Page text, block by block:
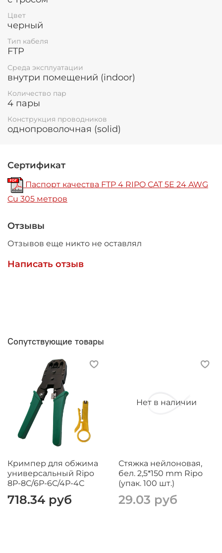
картонной коробке, по 2 упаковке в каждой
коробке.
Гарантия на кабельную продукцию составляет – 1
Длина кабеля - 200 м.
Цвет
черный
Тип кабеля
FTP
Среда эксплуатации
внутри помещений (indoor)
Количество пар
4 пары
Конструкция проводников
однопроволочная (solid)
Сертификат
Паспорт качества FTP 4 RIPO CAT 5E 24 AWG
Cu 305 метров
Отзывы
Отзывов еще никто не оставлял
Написать отзыв
Сопутствующие товары
Кримпер для обжима
универсальный Ripo
8Р-8С/6Р-6С/4Р-4С
718.34 руб
Нет в наличии
Стяжка нейлоновая,
бел. 2,5*150 mm Ripo
(упак. 100 шт.)
29.03 руб